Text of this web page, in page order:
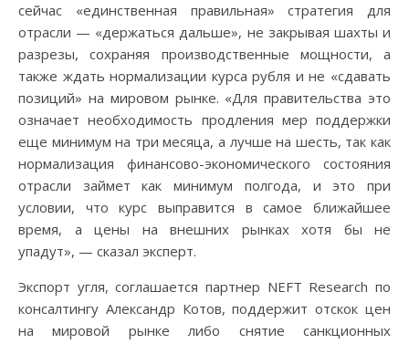
сейчас «единственная правильная» стратегия для
отрасли — «держаться дальше», не закрывая шахты и
разрезы, сохраняя производственные мощности, а
также ждать нормализации курса рубля и не «сдавать
позиций» на мировом рынке. «Для правительства это
означает необходимость продления мер поддержки
еще минимум на три месяца, а лучше на шесть, так как
нормализация финансово-экономического состояния
отрасли займет как минимум полгода, и это при
условии, что курс выправится в самое ближайшее
время, а цены на внешних рынках хотя бы не
упадут», — сказал эксперт.
Экспорт угля, соглашается партнер NEFT Research по
консалтингу Александр Котов, поддержит отскок цен
на мировой рынке либо снятие санкционных